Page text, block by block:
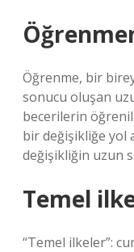
Öğrenme, bir
sonucu oluşan
becerilerin
bir değişikliğe yol
değişikliğin uzun
Temel
“Temel ilkeler”: